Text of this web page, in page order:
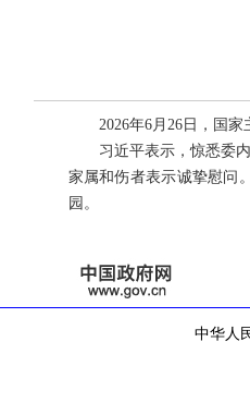
2026年6月26日，国
习近平表示，惊悉委
家属和伤者表示诚挚慰问
园。
中华人